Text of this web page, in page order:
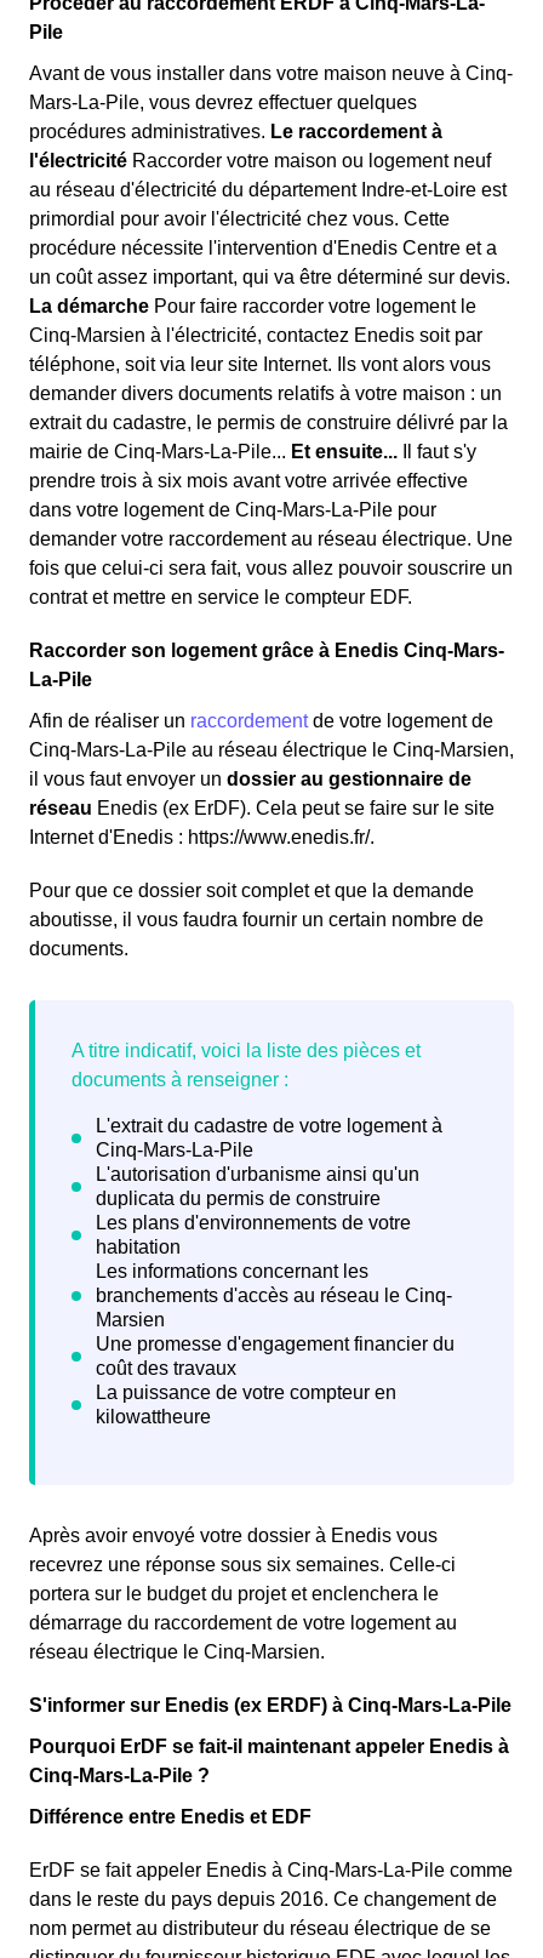
Pile
Avant de vous installer dans votre maison neuve à Cinq-
Mars-La-Pile, vous devrez effectuer quelques
procédures administratives. Le raccordement à
l'électricité Raccorder votre maison ou logement neuf
au réseau d'électricité du département Indre-et-Loire est
primordial pour avoir l'électricité chez vous. Cette
procédure nécessite l'intervention d'Enedis Centre et a
un coût assez important, qui va être déterminé sur devis.
La démarche Pour faire raccorder votre logement le
Cinq-Marsien à l'électricité, contactez Enedis soit par
téléphone, soit via leur site Internet. Ils vont alors vous
demander divers documents relatifs à votre maison : un
extrait du cadastre, le permis de construire délivré par la
mairie de Cinq-Mars-La-Pile... Et ensuite... Il faut s'y
prendre trois à six mois avant votre arrivée effective
dans votre logement de Cinq-Mars-La-Pile pour
demander votre raccordement au réseau électrique. Une
fois que celui-ci sera fait, vous allez pouvoir souscrire un
contrat et mettre en service le compteur EDF.
Raccorder son logement grâce à Enedis Cinq-Mars-
La-Pile
Afin de réaliser un raccordementde votre logement de
Cinq-Mars-La-Pile au réseau électrique le Cinq-Marsien,
il vous faut envoyer un dossier au gestionnaire de
réseau Enedis (ex ErDF). Cela peut se faire sur le site
Internet d'Enedis : https://www.enedis.fr/.
Pour que ce dossier soit complet et que la demande
aboutisse, il vous faudra fournir un certain nombre de
documents.
Après avoir envoyé votre dossier à Enedis vous
recevrez une réponse sous six semaines. Celle-ci
portera sur le budget du projet et enclenchera le
démarrage du raccordement de votre logement au
réseau électrique le Cinq-Marsien.
S'informer sur Enedis (ex ERDF) à Cinq-Mars-La-Pile
Pourquoi ErDF se fait-il maintenant appeler Enedis à
Cinq-Mars-La-Pile ?
Différence entre Enedis et EDF
ErDF se fait appeler Enedis à Cinq-Mars-La-Pile comme
dans le reste du pays depuis 2016. Ce changement de
nom permet au distributeur du réseau électrique de se